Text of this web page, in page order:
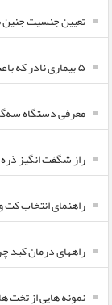
تعیین جنسیت
۵ بیماری نادر که باعث قدرت‌های عجیب در انسان می‌شود!
معرفی دستگاه
راز شگفت انگیز
راهنمای انتخاب کت
راههای درمان کبد
نمونه هایی از تخت